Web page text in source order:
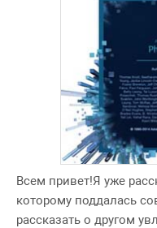
Всем привет!Я уже
которому поддалась
рассказать о другом